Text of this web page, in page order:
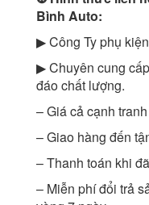
Bình Auto:
▶ Công Ty phụ
▶ Chuyên cung
đáo chất lượng.
– Giá cả cạnh
– Giao hàng đến
– Thanh toán khi
– Miễn phí đổi trả